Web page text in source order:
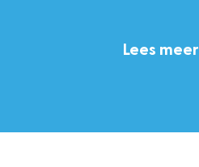
Lees meer